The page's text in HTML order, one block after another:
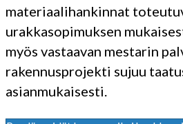
materiaalihankinnat
urakkasopimuksen
myös vastaavan mestarin
rakennusprojekti sujuu
asianmukaisesti.